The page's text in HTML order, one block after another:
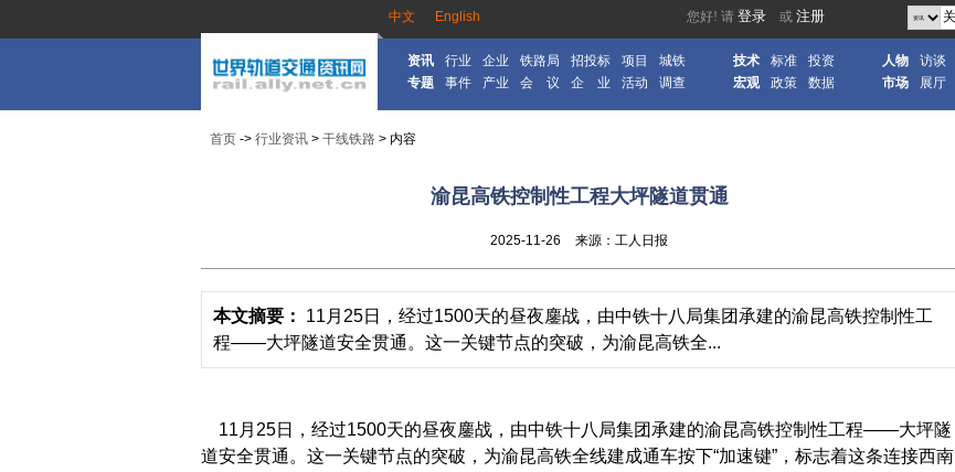
中文 English
资讯 行业 企业 铁路局 招投标 项目
城铁
专题
事件 产业 会 议 企 业 活动 调查
技术 标准
投资
宏观
政策 数据
人物 访谈
市场
展厅
首页 -> 行业资讯 > 干线铁路 > 内容
渝昆高铁控制性工程大坪隧道贯通
2025-11-26 来源：工人日报
本文摘要：
11月25日，经过1500天的昼夜鏖战，由中铁十八局集团承建的渝昆高铁控制性工
程——大坪隧道安全贯通。这一关键节点的突破，为渝昆高铁全...
11月25日，经过1500天的昼夜鏖战，由中铁十八局集团承建的渝昆高铁控制性工程——大坪隧
道安全贯通。这一关键节点的突破，为渝昆高铁全线建成通车按下“加速键”，标志着这条连接西南